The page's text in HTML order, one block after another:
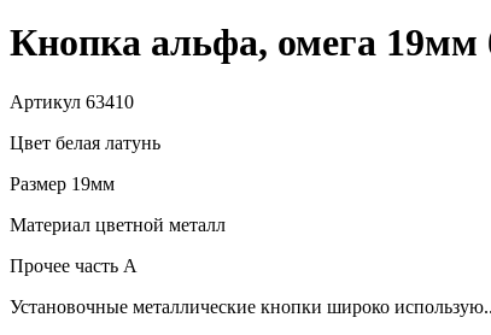
Кнопка альфа, омега 19мм
Артикул 63410
Цвет белая латунь
Размер 19мм
Материал цветной металл
Прочее часть A
Установочные металлические кнопки широко